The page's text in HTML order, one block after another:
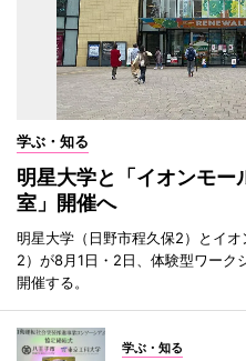
学ぶ・知る
明星大学と「イオンモー
室」開催へ
明星大学（日野市程久保2）とイ
2）が8月1日・2日、体験型ワーク
開催する。
学ぶ・知る